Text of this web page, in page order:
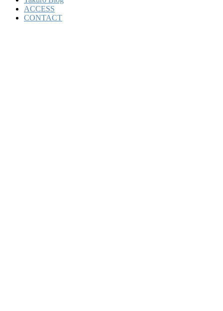
ACCESS
CONTACT